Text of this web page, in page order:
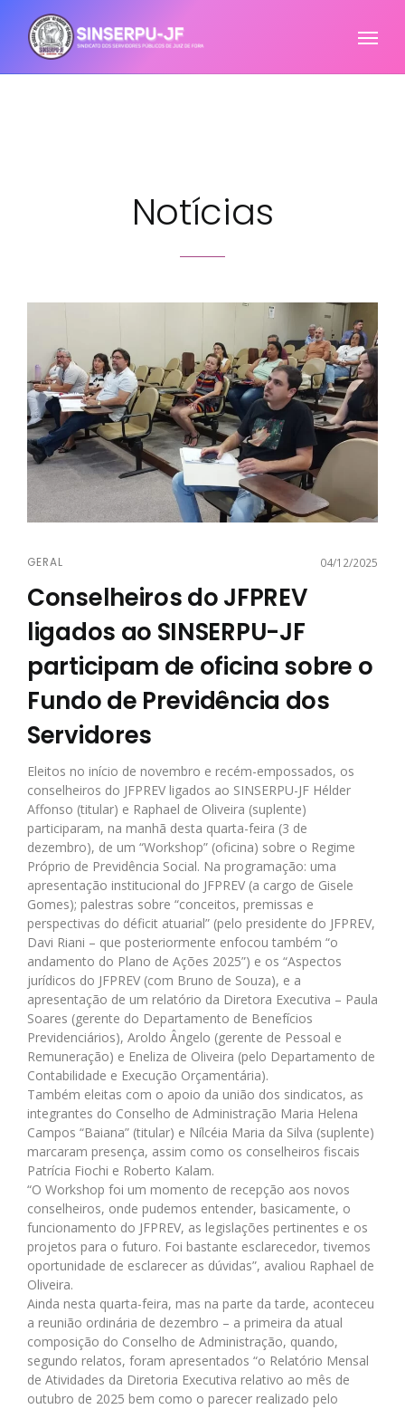
Notícias
GERAL 04/12/2025
Conselheiros do JFPREV
ligados ao SINSERPU-JF
participam de oficina sobre o
Fundo de Previdência dos
Servidores
Eleitos no início de novembro e recém-empossados, os
conselheiros do JFPREV ligados ao SINSERPU-JF Hélder
Affonso (titular) e Raphael de Oliveira (suplente)
participaram, na manhã desta quarta-feira (3 de
dezembro), de um “Workshop” (oficina) sobre o Regime
Próprio de Previdência Social. Na programação: uma
apresentação institucional do JFPREV (a cargo de Gisele
Gomes); palestras sobre “conceitos, premissas e
perspectivas do déficit atuarial” (pelo presidente do JFPREV,
Davi Riani – que posteriormente enfocou também “o
andamento do Plano de Ações 2025”) e os “Aspectos
jurídicos do JFPREV (com Bruno de Souza), e a
apresentação de um relatório da Diretora Executiva – Paula
Soares (gerente do Departamento de Benefícios
Previdenciários), Aroldo Ângelo (gerente de Pessoal e
Remuneração) e Eneliza de Oliveira (pelo Departamento de
Contabilidade e Execução Orçamentária).
Também eleitas com o apoio da união dos sindicatos, as
integrantes do Conselho de Administração Maria Helena
Campos “Baiana” (titular) e Nílcéia Maria da Silva (suplente)
marcaram presença, assim como os conselheiros fiscais
Patrícia Fiochi e Roberto Kalam.
“O Workshop foi um momento de recepção aos novos
conselheiros, onde pudemos entender, basicamente, o
funcionamento do JFPREV, as legislações pertinentes e os
projetos para o futuro. Foi bastante esclarecedor, tivemos
oportunidade de esclarecer as dúvidas”, avaliou Raphael de
Oliveira.
Ainda nesta quarta-feira, mas na parte da tarde, aconteceu
a reunião ordinária de dezembro – a primeira da atual
composição do Conselho de Administração, quando,
segundo relatos, foram apresentados “o Relatório Mensal
de Atividades da Diretoria Executiva relativo ao mês de
outubro de 2025 bem como o parecer realizado pelo